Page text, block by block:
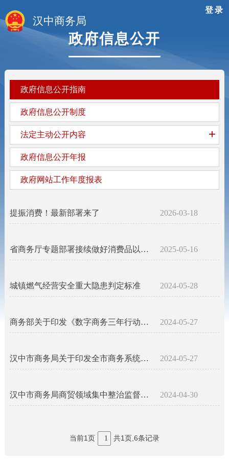
登录
汉中商务局
政府信息公开
政府信息公开指南
政府信息公开制度
法定主动公开内容 +
政府信息公开年报
政府网站工作年度报表
提振消费！最新部署来了 2026-03-18
省商务厅专题部署接续做好消费品以旧换新工作 2025-05-16
城镇燃气经营安全重大隐患判定标准 2024-05-28
商务部关于印发《数字商务三年行动计划（2024-2026年）》的通知 2024-05-27
汉中市商务局关于印发全市商务系统安全生产治本攻坚三年行动实施方案（2024—2026年）的通知 2024-05-27
汉中市商务局商贸领域集中整治监督举报方式的公告 2024-04-30
当前1页 1 共1页,6条记录